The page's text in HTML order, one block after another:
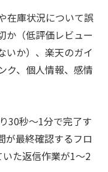
在庫状況について誤
か（低評価レビュー
いか）、楽天のガイ
ク、個人情報、感情
30秒〜1分で完了す
が最終確認するフロ
た返信作業が1〜2